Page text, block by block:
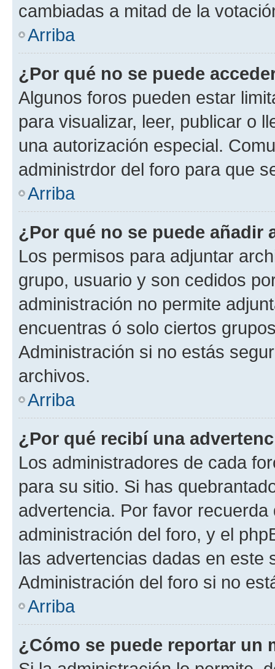
cambiadas a mitad de la
Arriba
¿Por qué no se puede
Algunos foros pueden estar
para visualizar, leer, publicar o
una autorización especial.
administrdor del foro para que
Arriba
¿Por qué no se puede añadir
Los permisos para adjuntar
grupo, usuario y son cedidos
administración no permite
encuentras ó solo ciertos
Administración si no estás
archivos.
Arriba
¿Por qué recibí una
Los administradores de cada
para su sitio. Si has
advertencia. Por favor
administración del foro, y el
las advertencias dadas en este
Administración del foro si no
Arriba
¿Cómo se puede reportar un